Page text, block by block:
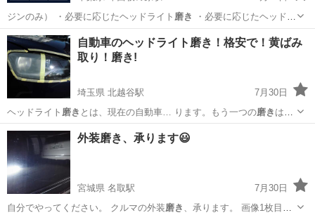
ジンのみ） ・必要に応じたヘッドライト 磨き
・必要に応じたヘッドラ
イト光軸調整 …
千葉 印西市 印西牧の原駅 車検
自動車のヘッドライト磨き！格安で！黄ばみ
取り！磨き!
埼玉県 北越谷駅
7月30日
ヘッドライト 磨き とは、現在の自動車… ります。もう一つの磨き は、
サンドペーパー… で何度も磨き、特殊な液をヘッド… 施工時間30
分）磨き ￥18000円（施…
埼玉 越谷市 北越谷駅 車検 磨き
外装磨き、承ります😃
宮城県 名取駅
7月30日
自分でやってください。 クルマの外装磨き
、承ります。 画像1枚目は